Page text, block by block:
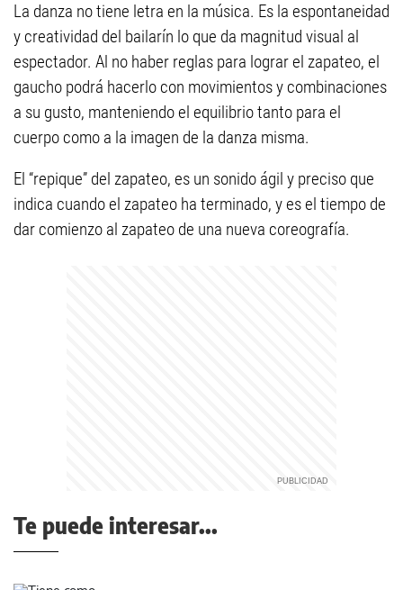
La danza no tiene letra en la música. Es la espontaneidad
y creatividad del bailarín lo que da magnitud visual al
espectador. Al no haber reglas para lograr el zapateo, el
gaucho podrá hacerlo con movimientos y combinaciones
a su gusto, manteniendo el equilibrio tanto para el
cuerpo como a la imagen de la danza misma.
El “repique” del zapateo, es un sonido ágil y preciso que
indica cuando el zapateo ha terminado, y es el tiempo de
dar comienzo al zapateo de una nueva coreografía.
Te puede interesar...